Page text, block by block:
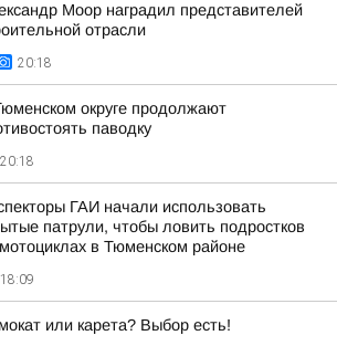
Моор наградил представителей
отрасли
20:18
округе продолжают
паводку
20:18
ГАИ начали использовать
патрули, чтобы ловить подростков
в Тюменском районе
18:09
или карета? Выбор есть!